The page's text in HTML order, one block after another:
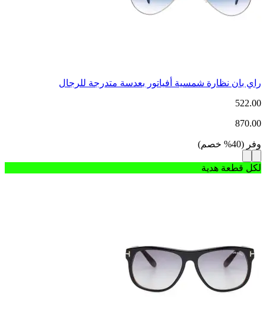
راي بان نظارة شمسية أفياتور بعدسة متدرجة للرجال
522.00
870.00
وفر (
40
% خصم)
لكل قطعة هدية